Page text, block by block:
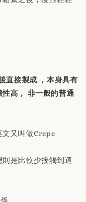
直接製成 ，本身具有
高， 非一般的普通
又叫做Crepe
是比較少接觸到這